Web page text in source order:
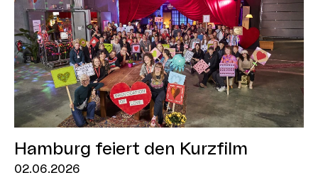
Hamburg feiert den Kurzfilm
02.06.2026